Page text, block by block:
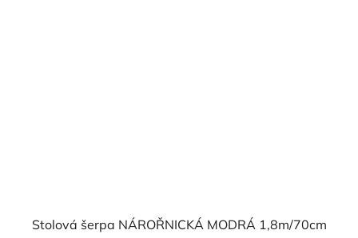
Stolová šerpa NÁROŘNICKÁ MODRÁ 1,8m/70cm